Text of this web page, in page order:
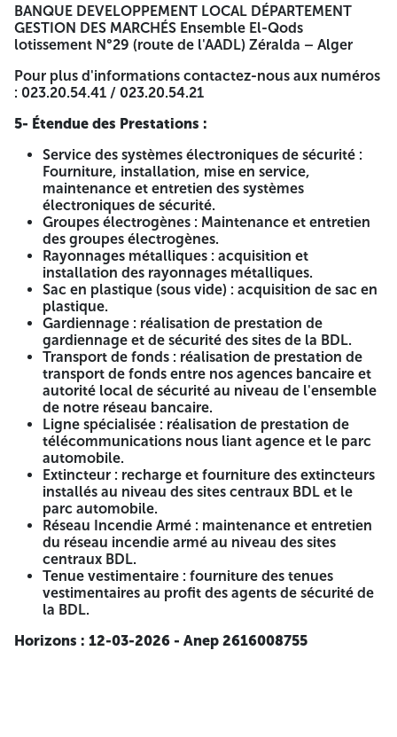
Expérience et référence professionnelle. | Rayonnages
métalliques | | Entreprise spécialisée dans le domaine. |
Sac en plastique (sous vide) | | Autorisation en cours de
dispositions du décret législatif N° 93-16 du
04/12/1993, fixant les conditions d'activités de
gardiennage et de transport de fonds. | Gardiennage | |
Autorisation de port d'arme en cours de validité. |
Transport de fonds | | Ligne spécialisée | | Extincteur | |
Entreprise spécialisée dans le domaine. | Réseau
Incendie Armé | | Tenue vestimentaire |
3- Délais pour la Manifestation d’Intérêt :
Les entreprises intéressées doivent transmettre leur dossier
de manifestation d'intérêt dans un délai de vingt et un (21)
jours à compter de la première publication du présent avis
dans les quotidiens nationaux.
4- Documents à Fournir :
Les entreprises intéressées doivent transmettre un dossier
complet comprenant les éléments suivants :
Lettre de manifestation d'intérêt. Copie du registre de
commerce avec code adéquat. Agrément en cours de
validité (Domaines service des systèmes électronique,
groupes électrogènes, gardiennage, transport de fonds et
ligne spécialisée). Statut de l'entreprise. Le casier judiciaire
de signataire (Domaines service des systèmes électronique
et groupes électrogènes). Références professionnelles.
Présentation de l'entreprise et ses projets.
Les documents précités doivent être transmis par e-mail :
(bdl.dpt.marches@gmail.com) ou par courrier à l'adresse
suivante :
BANQUE DEVELOPPEMENT LOCAL DÉPARTEMENT
GESTION DES MARCHÉS Ensemble El-Qods lotissement
N°29 (route de l'AADL) Zéralda – Alger
BANQUE DEVELOPPEMENT LOCAL DÉPARTEMENT
GESTION DES MARCHÉS Ensemble El-Qods
lotissement N°29 (route de l'AADL) Zéralda – Alger
Pour plus d'informations contactez-nous aux numéros
: 023.20.54.41 / 023.20.54.21
5- Étendue des Prestations :
Service des systèmes électroniques de sécurité :
Fourniture, installation, mise en service,
maintenance et entretien des systèmes
électroniques de sécurité.
Groupes électrogènes : Maintenance et entretien
des groupes électrogènes.
Rayonnages métalliques : acquisition et
installation des rayonnages métalliques.
Sac en plastique (sous vide) : acquisition de sac en
plastique.
Gardiennage : réalisation de prestation de
gardiennage et de sécurité des sites de la BDL.
Transport de fonds : réalisation de prestation de
transport de fonds entre nos agences bancaire et
autorité local de sécurité au niveau de l'ensemble
de notre réseau bancaire.
Ligne spécialisée : réalisation de prestation de
télécommunications nous liant agence et le parc
automobile.
Extincteur : recharge et fourniture des extincteurs
installés au niveau des sites centraux BDL et le
parc automobile.
Réseau Incendie Armé : maintenance et entretien
du réseau incendie armé au niveau des sites
centraux BDL.
Tenue vestimentaire : fourniture des tenues
vestimentaires au profit des agents de sécurité de
la BDL.
Horizons : 12-03-2026 - Anep 2616008755